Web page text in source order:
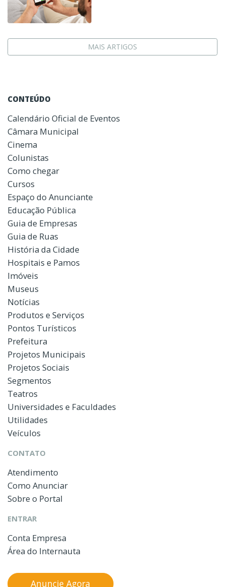
MAIS ARTIGOS
CONTEÚDO
Calendário Oficial de Eventos
Câmara Municipal
Cinema
Colunistas
Como chegar
Cursos
Espaço do Anunciante
Educação Pública
Guia de Empresas
Guia de Ruas
História da Cidade
Hospitais e Pamos
Imóveis
Museus
Notícias
Produtos e Serviços
Pontos Turísticos
Prefeitura
Projetos Municipais
Projetos Sociais
Segmentos
Teatros
Universidades e Faculdades
Utilidades
Veículos
CONTATO
Atendimento
Como Anunciar
Sobre o Portal
ENTRAR
Conta Empresa
Área do Internauta
Anuncie Agora